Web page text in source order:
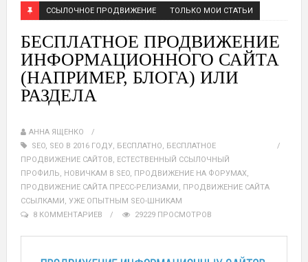
ССЫЛОЧНОЕ ПРОДВИЖЕНИЕ ТОЛЬКО МОИ СТАТЬИ
БЕСПЛАТНОЕ ПРОДВИЖЕНИЕ
ИНФОРМАЦИОННОГО САЙТА
(НАПРИМЕР, БЛОГА) ИЛИ
РАЗДЕЛА
АННА ЯЩЕНКО
SEO, SEO В 2016 ГОДУ, БЕСПЛАТНО, БЕСПЛАТНОЕ
ПРОДВИЖЕНИЕ САЙТОВ, ЕСТЕСТВЕННЫЙ ССЫЛОЧНЫЙ
ПРОФИЛЬ, НОВИЧКАМ В SEO, ПРОДВИЖЕНИЕ НА ФОРУМАХ,
ПРОДВИЖЕНИЕ САЙТА ПРЕСС-РЕЛИЗАМИ, ПРОДВИЖЕНИЕ САЙТА
ССЫЛКАМИ, УЖЕ ОПЫТНЫМ SEO-ШНИКАМ
8 КОММЕНТАРИЕВ
29229 ПРОСМОТРОВ